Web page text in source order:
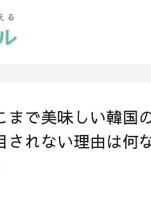
まで美味しい韓国
されない理由は何